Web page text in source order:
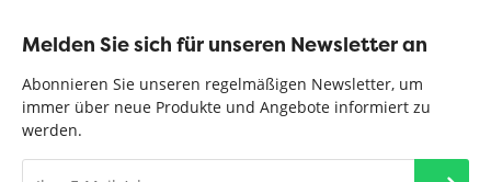
Melden Sie sich für unseren Newsletter an
Abonnieren Sie unseren regelmäßigen Newsletter, um
immer über neue Produkte und Angebote informiert zu
werden.